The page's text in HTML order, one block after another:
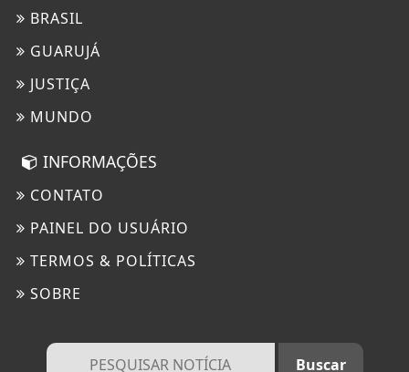
BRASIL
GUARUJÁ
JUSTIÇA
MUNDO
INFORMAÇÕES
CONTATO
PAINEL DO USUÁRIO
TERMOS & POLÍTICAS
SOBRE